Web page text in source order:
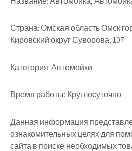
Страна:Омская область Омск
Кировский округ Суворова, 107
Категория:Автомойки
Время работы: Круглосуточно
Данная информация
ознакомительных целях для
сайта в поиске необходимых